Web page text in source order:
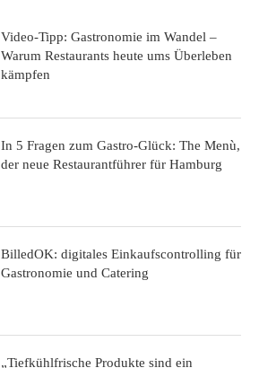
Video-Tipp: Gastronomie im Wandel –
Warum Restaurants heute ums Überleben
kämpfen
In 5 Fragen zum Gastro-Glück: The Menù,
der neue Restaurantführer für Hamburg
BilledOK: digitales Einkaufscontrolling für
Gastronomie und Catering
„Tiefkühlfrische Produkte sind ein